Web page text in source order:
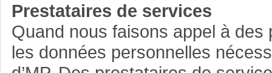
Prestataires de services
Quand nous faisons appel à
les données personnelles